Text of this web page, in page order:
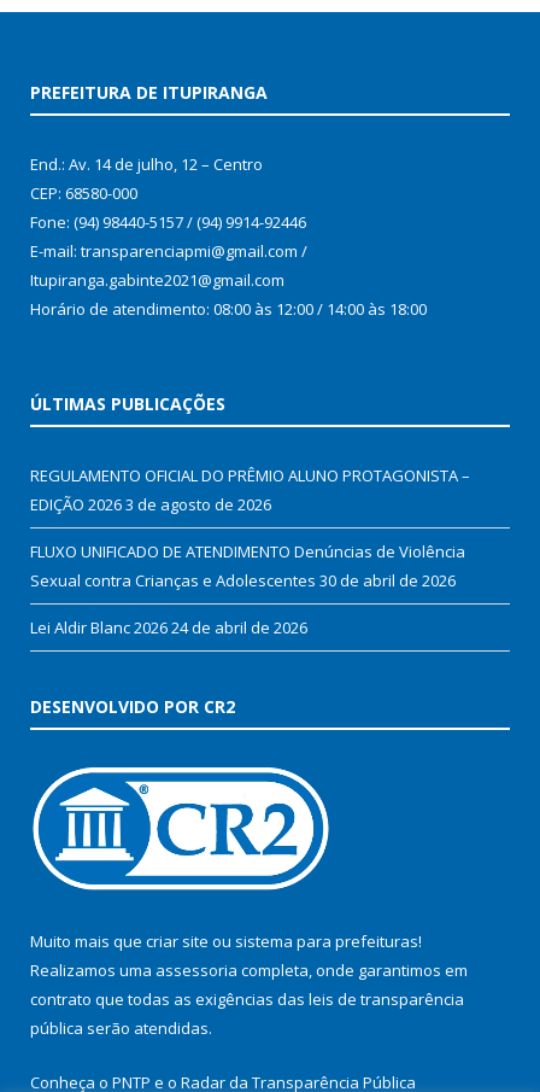
PREFEITURA DE ITUPIRANGA
End.: Av. 14 de julho, 12 – Centro
CEP: 68580-000
Fone: (94) 98440-5157 / (94) 9914-92446
E-mail: transparenciapmi@gmail.com /
Itupiranga.gabinte2021@gmail.com
Horário de atendimento: 08:00 às 12:00 / 14:00 às 18:00
ÚLTIMAS PUBLICAÇÕES
REGULAMENTO OFICIAL DO PRÊMIO ALUNO PROTAGONISTA –
EDIÇÃO 20263 de agosto de 2026
FLUXO UNIFICADO DE ATENDIMENTO Denúncias de Violência
Sexual contra Crianças e Adolescentes 30 de abril de 2026
Lei Aldir Blanc 202624 de abril de 2026
DESENVOLVIDO POR CR2
Muito mais que criar site ou sistema para prefeituras!
Realizamos uma assessoria completa, onde garantimos em
contrato que todas as exigências das leis de transparência
pública serão atendidas.
Conheça o PNTP e o Radar da Transparência Pública